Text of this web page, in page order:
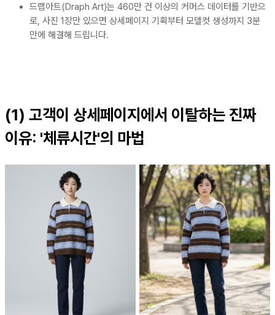
드랩아트(Draph Art)는 460만 건 이상의 커머스 데이터를 기반으
로, 사진 1장만 있으면 상세페이지 기획부터 모델컷 생성까지 3분
만에 해결해 드립니다.
(1) 고객이 상세페이지에서 이탈하는 진짜
이유: '체류시간'의 마법